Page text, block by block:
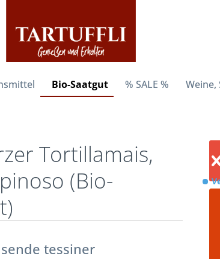
Bio-Saatgut % SALE %
Tortillamais,
(Bio-
tessiner